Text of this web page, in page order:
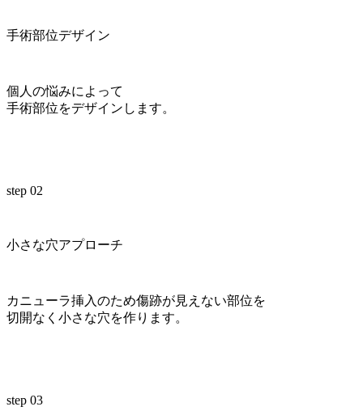
手術部位デザイン
個人の悩みによって
手術部位をデザインします。
step 02
小さな穴アプローチ
カニューラ挿入のため傷跡が見えない部位を
切開なく小さな穴を作ります。
step 03